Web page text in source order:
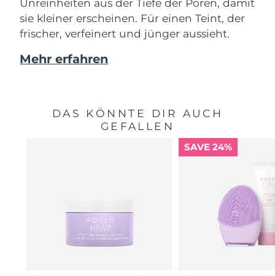
Unreinheiten aus der Tiefe der Poren, damit
sie kleiner erscheinen. Für einen Teint, der
frischer, verfeinert und jünger aussieht.
Mehr erfahren
DAS KÖNNTE DIR AUCH
GEFALLEN
SAVE 24%